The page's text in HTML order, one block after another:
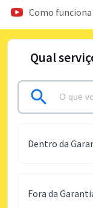
Como
Qual
Dentro da
Fora da